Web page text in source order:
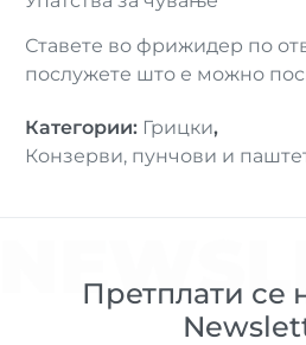
Ставете во фрижидер по
послужете што е можно
Категории: Грицки,
Конзерви, пунчови и
Претплати се